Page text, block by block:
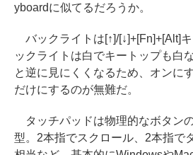
yboardに似てるだろうか。
バックライトは[↑]/[↓]+[Fn]+[Alt]
ックライトは白でキートップも白
と逆に見にくくなるため、オンに
だけにするのが無難だ。
タッチパッドは物理的なボタン
型。2本指でスクロール、2本指で